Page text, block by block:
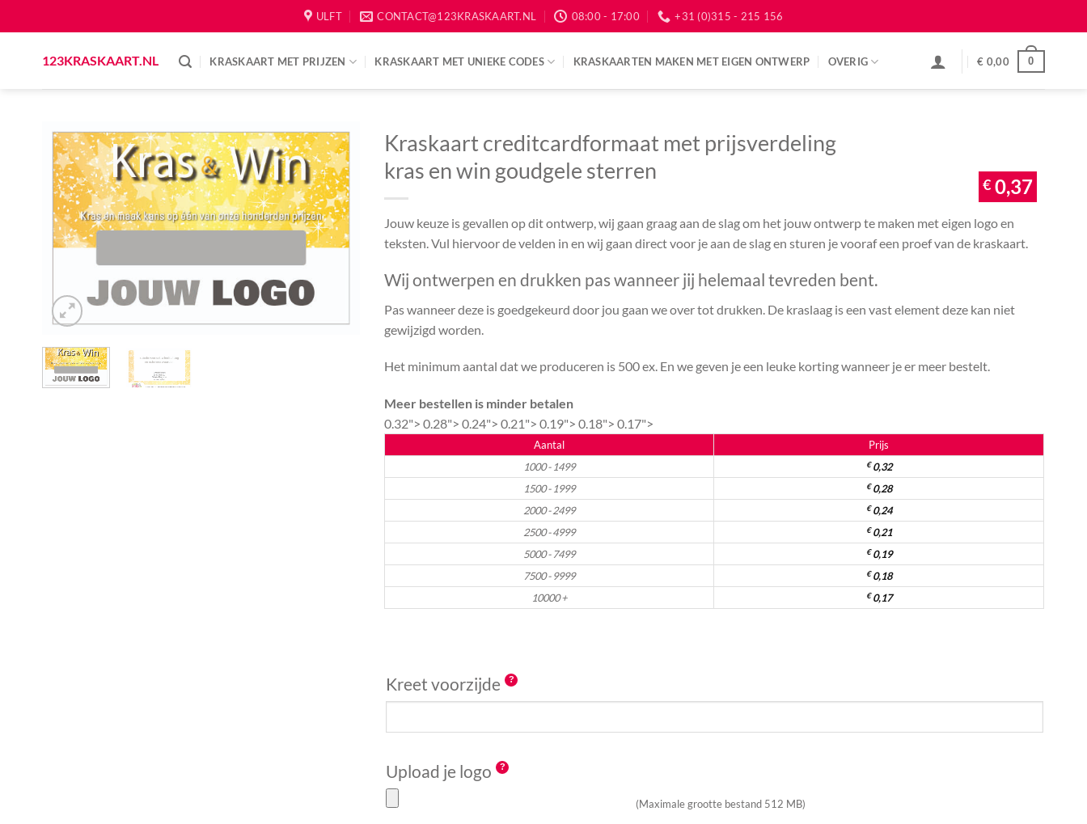
to
ULFT CONTACT@123KRASKAART.NL 08:00 - 17:00 +31 (0)315 - 215 156
123KRASKAART.NL KRASKAART MET PRIJZEN KRASKAART MET UNIEKE CODES KRASKAARTEN MAKEN MET EIGEN ONTWERP OVERIG € 0,00 0
Kraskaart creditcardformaat met prijsverdeling
kras en win goudgele sterren
€0,37
Jouw keuze is gevallen op dit ontwerp, wij gaan graag aan de slag om het jouw ontwerp te maken met eigen logo en
teksten. Vul hiervoor de velden in en wij gaan direct voor je aan de slag en sturen je vooraf een proef van de kraskaart.
Wij ontwerpen en drukken pas wanneer jij helemaal tevreden bent.
Pas wanneer deze is goedgekeurd door jou gaan we over tot drukken. De kraslaag is een vast element deze kan niet
gewijzigd worden.
Het minimum aantal dat we produceren is 500 ex. En we geven je een leuke korting wanneer je er meer bestelt.
Meer bestellen is minder betalen
0.32">0.28">0.24">0.21">0.19">0.18">0.17">
Aantal
Prijs
1000 - 1499
€0,32
1500 - 1999
€0,28
2000 - 2499
€0,24
2500 - 4999
€0,21
5000 - 7499
€0,19
7500 - 9999
€0,18
10000 +
€0,17
Kreet voorzijde
Upload je logo
(Maximale grootte bestand 512 MB)